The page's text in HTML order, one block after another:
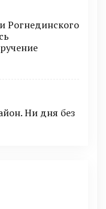
Рогнединского
Ни дня без